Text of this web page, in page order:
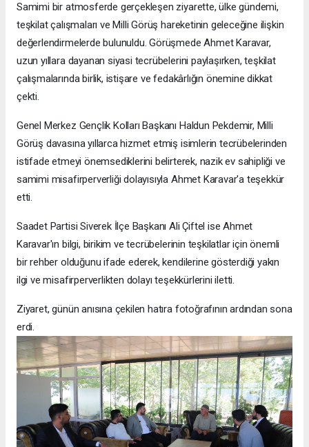
Samimi bir atmosferde gerçekleşen ziyarette, ülke gündemi,
teşkilat çalışmaları ve Milli Görüş hareketinin geleceğine ilişkin
değerlendirmelerde bulunuldu. Görüşmede Ahmet Karavar,
uzun yıllara dayanan siyasi tecrübelerini paylaşırken, teşkilat
çalışmalarında birlik, istişare ve fedakârlığın önemine dikkat
çekti.
Genel Merkez Gençlik Kolları Başkanı Haldun Pekdemir, Milli
Görüş davasına yıllarca hizmet etmiş isimlerin tecrübelerinden
istifade etmeyi önemsediklerini belirterek, nazik ev sahipliği ve
samimi misafirperverliği dolayısıyla Ahmet Karavar'a teşekkür
etti.
Saadet Partisi Siverek İlçe Başkanı Ali Çiftel ise Ahmet
Karavar'ın bilgi, birikim ve tecrübelerinin teşkilatlar için önemli
bir rehber olduğunu ifade ederek, kendilerine gösterdiği yakın
ilgi ve misafirperverlikten dolayı teşekkürlerini iletti.
Ziyaret, günün anısına çekilen hatıra fotoğrafının ardından sona
erdi.